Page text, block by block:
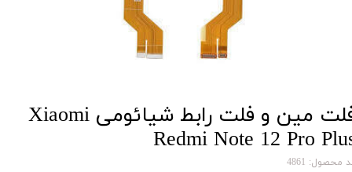
فلت مین و فلت رابط شیائومی Xiaomi
Redmi Note 12 Pro
محصول: 4861